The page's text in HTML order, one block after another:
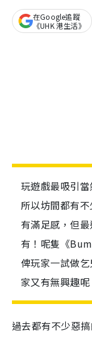
在Google追蹤
《UHK 港生活》
玩遊戲最吸引
所以坊間都有
有滿足感，但
有！呢隻《
俾玩家一試做
家又有無興趣呢
過去都有不少惡